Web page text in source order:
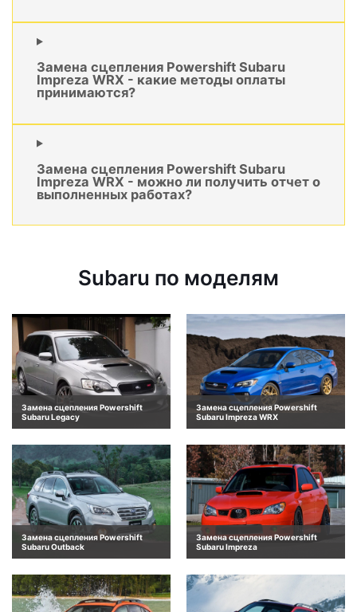
Замена сцепления Powershift Subaru
Impreza WRX - какие методы оплаты
принимаются?
Замена сцепления Powershift Subaru
Impreza WRX - можно ли получить отчет о
выполненных работах?
Subaru по моделям
Замена сцепления Powershift
Subaru Legacy
Замена сцепления Powershift
Subaru Impreza WRX
Замена сцепления Powershift
Subaru Outback
Замена сцепления Powershift
Subaru Impreza